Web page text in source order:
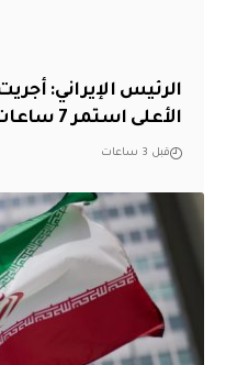
الرئيس الإيراني:
الأعلى استمر 7 ساعات وناقشنا قضايا البلاد
قبل 3 ساعات